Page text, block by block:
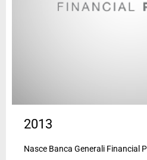
2013
Nasce Banca Generali Financial